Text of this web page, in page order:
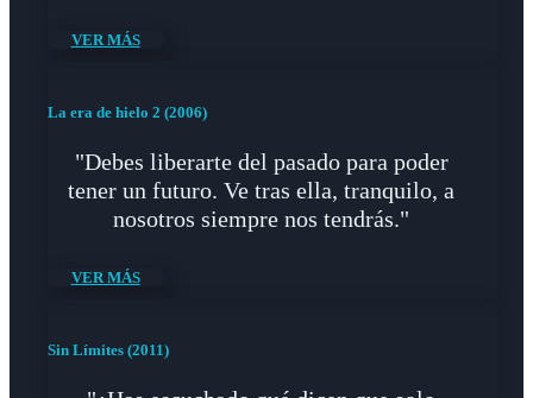
VER MÁS
La era de hielo 2 (2006)
"Debes liberarte del pasado para poder
tener un futuro. Ve tras ella, tranquilo, a
nosotros siempre nos tendrás."
VER MÁS
Sin Límites (2011)